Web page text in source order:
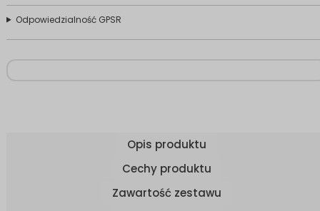
Odpowiedzialność GPSR
Opis produktu
Cechy produktu
Zawartość zestawu